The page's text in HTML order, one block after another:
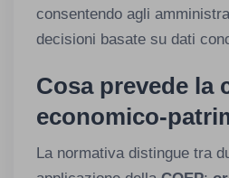
consentendo agli
decisioni basate su dati
Cosa prevede la
economico-
La normativa distingue tra